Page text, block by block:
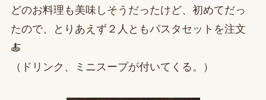
どのお料理も美味しそうだったけど、初めてだっ
たので、とりあえず２人ともパスタセットを注文
🍝
（ドリンク、ミニスープが付いてくる。）